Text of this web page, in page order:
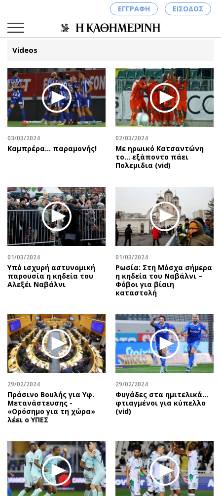
ΕΓΓΡΑΦΗ ΕΙΣΟΔΟΣ
ΚΑΤΗΓΟΡΙΕΣ ΣΥΝΔΕΣΗ
Κύπρος
Παιδεία
Υγεία
Πολιτική
Προεδρικές 2023
Δημοσκοπήσεις
Διπλωματία
Αθλητισμός
Κύπρος
Ελλάδα
Διεθνή
Κληρώσεις Allwyn
Οικονομία
Real Estate
Επιχειρήσεις
Αγορές
Money Review
AstroBank Properties
Trends
Ενέργεια
Περιβάλλον
Ελλάδα
Κόσμος
Παράξενα
Απόψεις
Αρθρογραφία
The Hill
Υγεία
Αγγελίες
Πωλούνται
Ζητούν εργασία
Θέσεις εργασίας
Geek
Νέα
Κινητά-tablets
Social
Αυτοκίνηση
Πολιτική
Οικονομία
Γενικά
Αναδρομές
Πρόσωπα
Περιβάλλον
Good Life
Γυναίκα
Ταξίδια
Συνταγές
Έξοδος
Media
Videos
03/03/2024
Καμπρέρα… παραμονής!
02/03/2024
Με ηρωικό Κατσαντώνη
το... εξάποντο πάει
Πολεμιδια (vid)
01/03/2024
Υπό ισχυρή αστυνομική
παρουσία η κηδεία του
Αλεξέι Ναβάλνι
01/03/2024
Ρωσία: Στη Μόσχα σήμερα
η κηδεία του Ναβάλνι –
Φόβοι για βίαιη
καταστολή
29/02/2024
Πράσινο Βουλής για Υφ.
Μετανάστευσης -
«Ορόσημο για τη χώρα»
λέει ο ΥΠΕΣ
29/02/2024
Φυγάδες στα ημιτελικά…
φτιαγμένοι για κύπελλο
(vid)